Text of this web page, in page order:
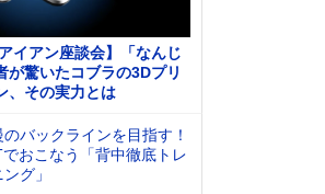
イアン座談会】「なんじ
が驚いたコブラの3Dプリ
、その実力とは
のバックラインを目指す！
でおこなう「背中徹底トレ
グ」